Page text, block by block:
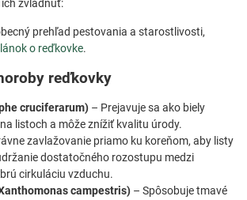
zvládnuť:
prehľad pestovania a starostlivosti,
o reďkovke.
reďkovky
cruciferarum) – Prejavuje sa ako biely
listoch a môže znížiť kvalitu úrody.
zavlažovanie priamo ku koreňom, aby listy
dostatočného rozostupu medzi
cirkuláciu vzduchu.
campestris) – Spôsobuje tmavé